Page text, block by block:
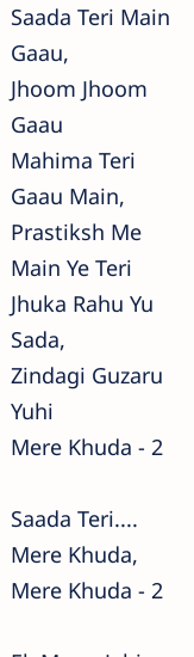
Saada Teri Main
Gaau,
Jhoom Jhoom
Gaau
Mahima Teri
Gaau Main,
Prastiksh Me
Main Ye Teri
Jhuka Rahu Yu
Sada,
Zindagi Guzaru
Yuhi
Mere Khuda - 2
Saada Teri....
Mere Khuda,
Mere Khuda - 2